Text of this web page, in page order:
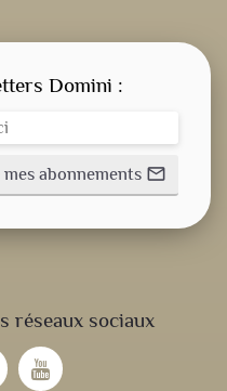
réseaux sociaux
Domini :
mes abonnements mail_outline